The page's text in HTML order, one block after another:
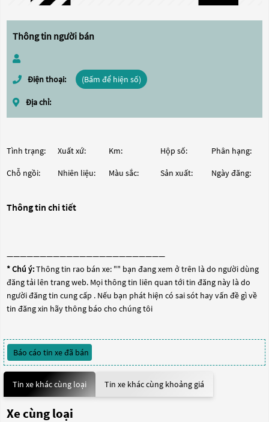
Thông tin người bán
Điện thoại: (Bấm để hiện số)
Địa chỉ:
Tình trạng: Xuất xứ: Km: Hộp số: Phân hạng:
Chỗ ngồi: Nhiên liệu: Màu sắc: Sản xuất: Ngày đăng:
Thông tin chi tiết
————————————————————————
* Chú ý:Thông tin rao bán xe: "" bạn đang xem ở trên là do người dùng
đăng tải lên trang web. Mọi thông tin liên quan tới tin đăng này là do
người đăng tin cung cấp . Nếu bạn phát hiện có sai sót hay vấn đề gì về
tin đăng xin hãy thông báo cho chúng tôi
Báo cáo tin xe đã bán
Tin xe khác cùng loại Tin xe khác cùng khoảng giá
Xe cùng loại